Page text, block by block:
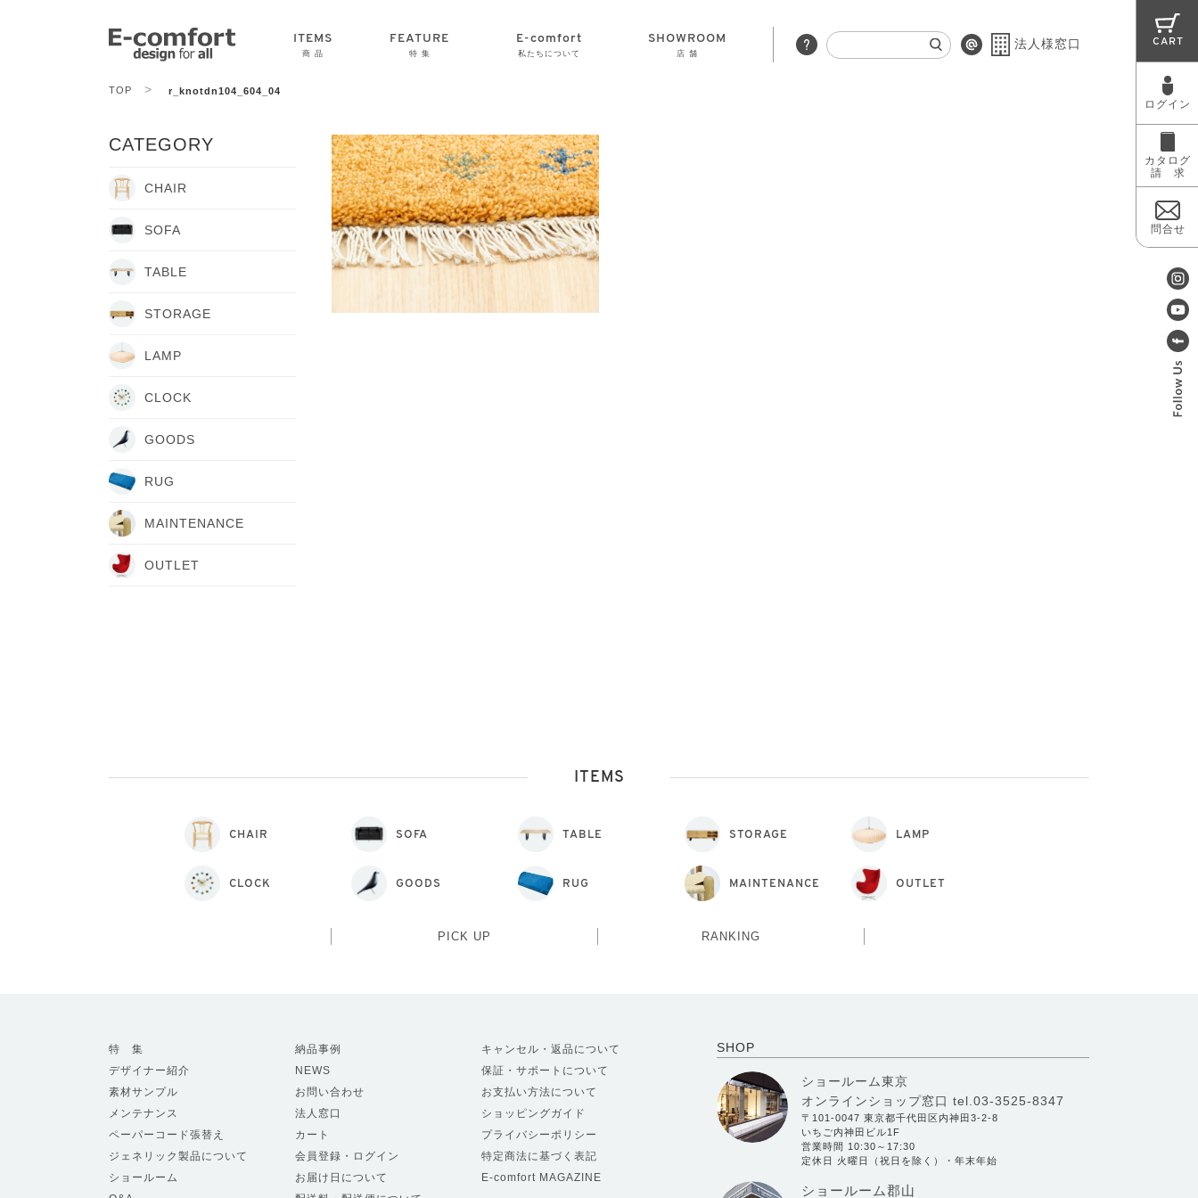
ITEMS
商 品
FEATURE
特 集
E-comfort
私たちについて
いて
SHOWROOM
店 舗
法人様窓口 CART
ログイン
カタログ
請 求
問合せ
TOP > r_knotdn104_604_04
CATEGORY
CHAIR
SOFA
TABLE
STORAGE
LAMP
CLOCK
GOODS
RUG
MAINTENANCE
OUTLET
ITEMS
CHAIR SOFA TABLE STORAGE LAMP
CLOCK GOODS RUG MAINTENANCE OUTLET
PICK UP RANKING
SHOP
ショールーム東京
オンラインショップ窓口 tel.03-3525-8347
〒101-0047 東京都千代田区内神田3-2-8
いちご内神田ビル1F
営業時間 10:30～17:30
定休日 火曜日（祝日を除く）・年末年始
ショールーム郡山
特 集
デザイナー紹介
素材サンプル
メンテナンス
ペーパーコード張替え
ジェネリック製品について
ショールーム
納品事例
NEWS
お問い合わせ
法人窓口
カート
会員登録・ログイン
お届け日について
キャンセル・返品について
保証・サポートについて
お支払い方法について
ショッピングガイド
プライバシーポリシー
特定商法に基づく表記
E-comfort MAGAZINE